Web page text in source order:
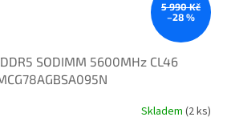
5 990 Kč
–28 %
SODIMM 5600MHz CL46
Skladem (2 ks)